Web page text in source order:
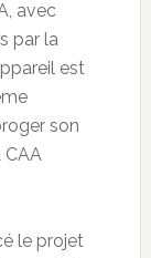
avec
par la
est
son
CAA
le projet